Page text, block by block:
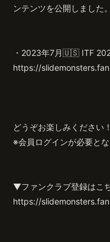
無料会員登録
ンテンツを公開しました。
・2023年7月🇺🇸 ITF
https://
どうぞお楽しみください！
※会員ログインが必要とな
▼ファンクラブ登録はこ
https://